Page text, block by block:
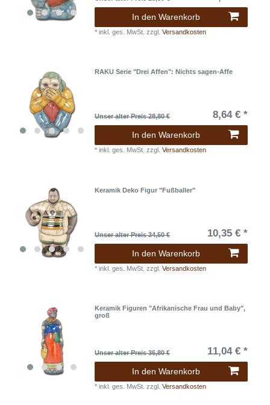
In den Warenkorb
*inkl. ges. MwSt. zzgl.Versandkosten
RAKU Serie "Drei Affen": Nichts sagen-Affe
Unser alter Preis 28,80 € 8,64 € *
In den Warenkorb
*inkl. ges. MwSt. zzgl.Versandkosten
Keramik Deko Figur "Fußballer"
Unser alter Preis 34,50 € 10,35 € *
In den Warenkorb
*inkl. ges. MwSt. zzgl.Versandkosten
Keramik Figuren "Afrikanische Frau und Baby",
groß
Unser alter Preis 36,80 € 11,04 € *
In den Warenkorb
*inkl. ges. MwSt. zzgl.Versandkosten